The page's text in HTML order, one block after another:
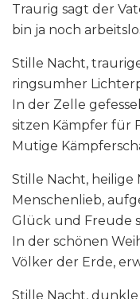
Traurig sagt der
bin ja noch
Stille Nacht,
ringsumher
In der Zelle
sitzen Kämpfer für
Mutige
Stille Nacht, heilige
Menschenlieb,
Glück und Freude
In der schönen
Völker der Erde,
Stille Nacht, dunkle